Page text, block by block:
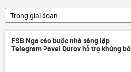
Trong giai đoạn
FSB Nga cáo buộc nhà sáng lập
Telegram Pavel Durov hỗ trợ khủng bố